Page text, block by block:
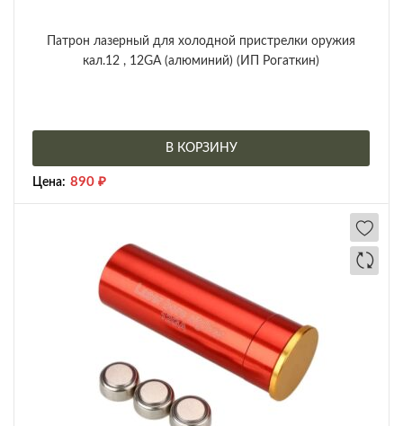
Патрон лазерный для холодной пристрелки оружия
кал.12 , 12GA (алюминий) (ИП Рогаткин)
В КОРЗИНУ
Цена: 890 ₽